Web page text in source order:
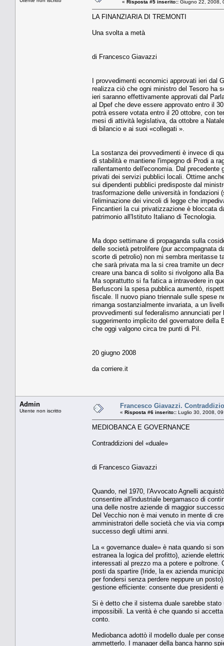
« Risposta #5 inserito:: Giugno 22, 2008,
LA FINANZIARIA DI TREMONTI
Una svolta a metà
di Francesco Giavazzi
I provvedimenti economici approvati ieri dal
realizza ciò che ogni ministro del Tesoro ha
ieri saranno effettivamente approvati dal
al Dpef che deve essere approvato entro il
potrà essere votata entro il 20 ottobre, con
mesi di attività legislativa, da ottobre a
di bilancio e ai suoi «collegati ».
La sostanza dei provvedimenti è invece di
di stabilità e mantiene l'impegno di Prodi a
rallentamento dell'economia. Dal
privati dei servizi pubblici locali. Ottime
sui dipendenti pubblici predisposte dal
trasformazione delle università in fondazioni
l'eliminazione dei vincoli di legge che
Fincantieri la cui privatizzazione è bloccata
patrimonio all'Istituto Italiano di Tecnologia.
Ma dopo settimane di propaganda sulla
delle società petrolifere (pur accompagnata
scorte di petrolio) non mi sembra meritasse
che sarà privata ma la si crea tramite un
creare una banca di solito si rivolgono alla
Ma soprattutto si fa fatica a intravedere in
Berlusconi la spesa pubblica aumentò,
fiscale. Il nuovo piano triennale sulle spese
rimanga sostanzialmente invariata, a un
provvedimenti sul federalismo annunciati
suggerimento implicito del governatore della
che oggi valgono circa tre punti di Pil.
20 giugno 2008
da corriere.it
Admin
Utente non iscritto
Francesco Giavazzi.
« Risposta #6 inserito:: Luglio 30, 2008,
MEDIOBANCA E GOVERNANCE
Contraddizioni del «duale»
di Francesco Giavazzi
Quando, nel 1970, l'Avvocato Agnelli
consentire all'industriale bergamasco di
una delle nostre aziende di maggior
Del Vecchio non è mai venuto in mente di
amministratori delle società che via via
successo degli ultimi anni.
La « governance duale» è nata quando si
estranea la logica del profitto), aziende
interessati al prezzo ma a potere e
posti da spartire (Iride, la ex azienda
per fondersi senza perdere neppure un
gestione efficiente: consente due presidenti
Si è detto che il sistema duale sarebbe
impossibili. La verità è che quando si
conto.
Mediobanca adottò il modello duale per
ammetterlo. I manager della banca hanno